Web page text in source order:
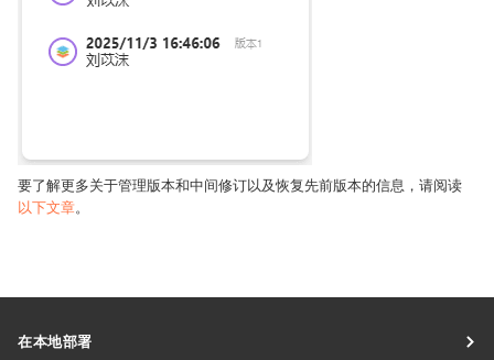
要了解更多关于管理版本和中间修订以及恢复先前版本的信息，请阅读
以下文章。
在本地部署